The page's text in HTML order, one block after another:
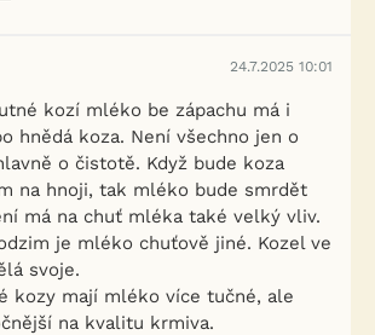
24.7.2025 10:01
kozí mléko be zápachu má i
hnědá koza. Není všechno jen o
o čistotě. Když bude koza
na hnoji, tak mléko bude smrdět
má na chuť mléka také velký vliv.
je mléko chuťově jiné. Kozel ve
svoje.
kozy mají mléko více tučné, ale
na kvalitu krmiva.